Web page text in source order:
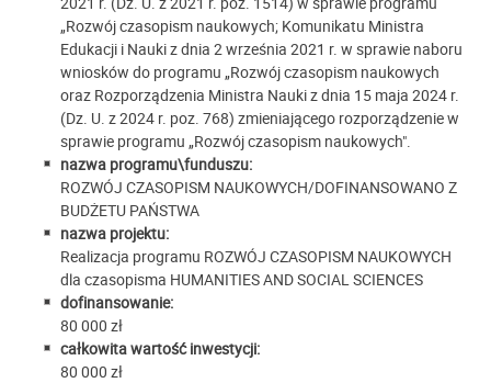
„Rozwój czasopism naukowych; Komunikatu Ministra
Edukacji i Nauki z dnia 2 września 2021 r. w sprawie naboru
wniosków do programu „Rozwój czasopism naukowych
oraz Rozporządzenia Ministra Nauki z dnia 15 maja 2024 r.
(Dz. U. z 2024 r. poz. 768) zmieniającego rozporządzenie w
sprawie programu „Rozwój czasopism naukowych".
nazwa programu\funduszu:
ROZWÓJ CZASOPISM NAUKOWYCH/DOFINANSOWANO Z
BUDŻETU PAŃSTWA
nazwa projektu:
Realizacja programu ROZWÓJ CZASOPISM NAUKOWYCH
dla czasopisma HUMANITIES AND SOCIAL SCIENCES
dofinansowanie:
80 000 zł
całkowita wartość inwestycji:
80 000 zł